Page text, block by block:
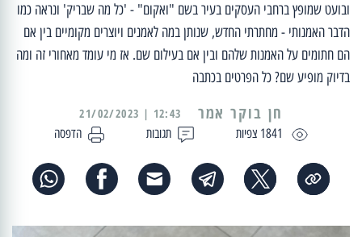
ובועט שמופץ ברחבי העסקים בעיר בשם "ואקום" - 'כל מה שבריק' ונראה כמו
הדבר האמנותי - מחתרתי החדש, שנותן במה לאמנים ויוצרים מקומיים בין אם
הם חתומים על האמנות שלהם ובין אם בעילום שם. אז מי עומד מאחורי זה ומה
בדיוק מופיע שם? כל הפרטים בכתבה
1841 צפיות תגובות הדפסה
12:43 | 21/02/2023